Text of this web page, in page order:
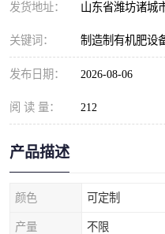
发货地址： 山东省潍坊诸城
关键词： 制造制有机肥设
发布日期： 2026-08-06
阅 读 量： 212
产品描述
颜色 可定制
产量 不限